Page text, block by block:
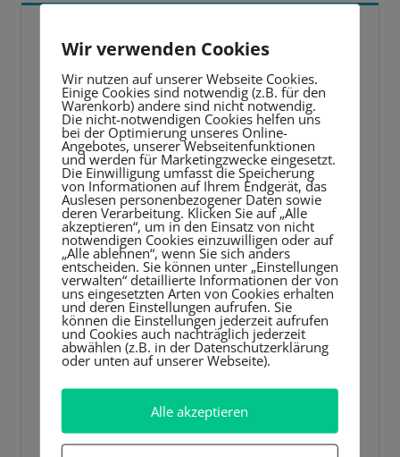
Video-
Player
Wir verwenden Cookies
Wir nutzen auf unserer Webseite Cookies.
Einige Cookies sind notwendig (z.B. für den
Warenkorb) andere sind nicht notwendig.
Die nicht-notwendigen Cookies helfen uns
bei der Optimierung unseres Online-
Angebotes, unserer Webseitenfunktionen
und werden für Marketingzwecke eingesetzt.
Die Einwilligung umfasst die Speicherung
von Informationen auf Ihrem Endgerät, das
Auslesen personenbezogener Daten sowie
deren Verarbeitung. Klicken Sie auf „Alle
akzeptieren“, um in den Einsatz von nicht
notwendigen Cookies einzuwilligen oder auf
„Alle ablehnen“, wenn Sie sich anders
entscheiden. Sie können unter „Einstellungen
verwalten“ detaillierte Informationen der von
uns eingesetzten Arten von Cookies erhalten
und deren Einstellungen aufrufen. Sie
können die Einstellungen jederzeit aufrufen
und Cookies auch nachträglich jederzeit
abwählen (z.B. in der Datenschutzerklärung
oder unten auf unserer Webseite).
Alle akzeptieren